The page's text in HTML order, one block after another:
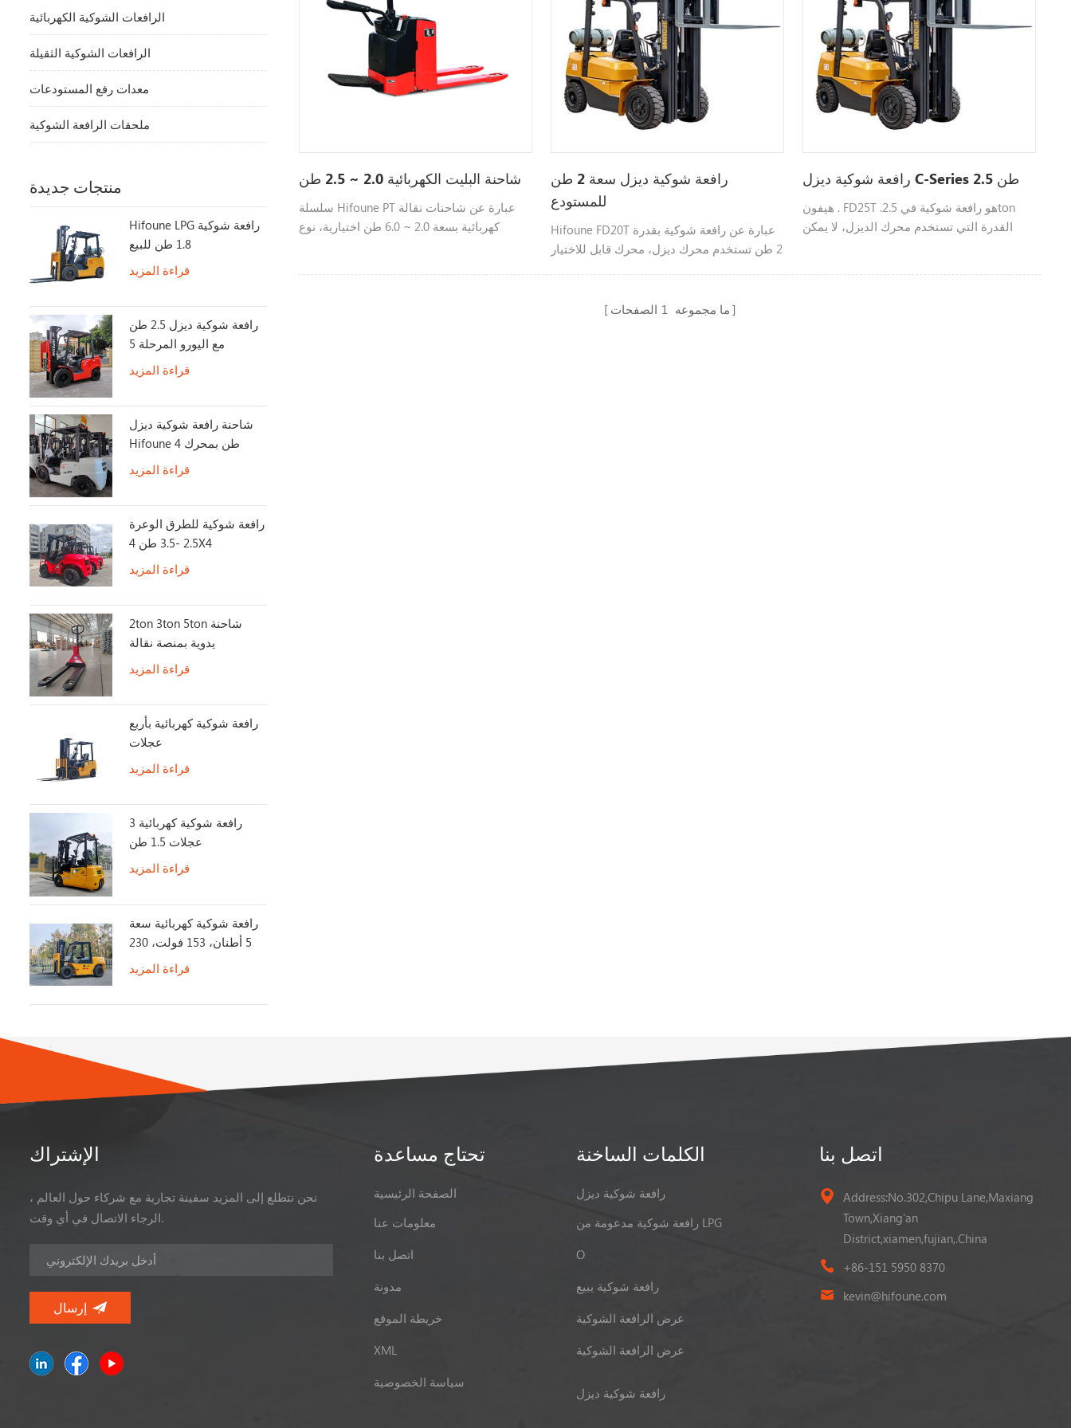
شاحنة البليت الكهربائية 2.0 ~ 2.5 طن
سلسلة Hifoune PT عبارة عن شاحنات نقالة
كهربائية بسعة 2.0 ~ 6.0 طن اختيارية، نوع
رافعة شوكية ديزل سعة 2 طن
للمستودع
Hifoune FD20T عبارة عن رافعة شوكية بقدرة
2 طن تستخدم محرك ديزل، محرك قابل للاختيار
رافعة شوكية ديزل C-Series 2.5 طن
هيفون . FD25T .هو رافعة شوكية في 2.5ton
القدرة التي تستخدم محرك الديزل، لا يمكن
ما مجموعه
1 الصفحات
الرافعات الشوكية الكهربائية
الرافعات الشوكية الثقيلة
معدات رفع المستودعات
ملحقات الرافعة الشوكية
منتجات جديدة
Hifoune LPG رافعة شوكية
1.8 طن للبيع
قراءة المزيد
رافعة شوكية ديزل 2.5 طن
مع اليورو المرحلة 5
قراءة المزيد
شاحنة رافعة شوكية ديزل
Hifoune 4 طن بمحرك
KUBOTA
قراءة المزيد
رافعة شوكية للطرق الوعرة
2.5 -3.5 طن 4X4
2WD/4WD Switch رافعة
شوكية للطرق الوعرة
قراءة المزيد
2ton 3ton 5ton شاحنة
يدوية بمنصة نقالة
قراءة المزيد
رافعة شوكية كهربائية بأربع
عجلات
قراءة المزيد
رافعة شوكية كهربائية 3
عجلات 1.5 طن
قراءة المزيد
رافعة شوكية كهربائية سعة
5 أطنان، 153 فولت، 230
أمبير/ساعة، عمر بطارية
طويل
قراءة المزيد
الإشتراك
نحن نتطلع إلى المزيد سفينة تجارية مع شركاء حول العالم ،
الرجاء الاتصال في أي وقت.
تحتاج مساعدة
الصفحة الرئيسية
معلومات عنا
اتصل بنا
مدونة
خريطة الموقع
XML
سياسة الخصوصية
الكلمات الساخنة
رافعة شوكية ديزل
رافعة شوكية مدعومة من LPG
O
رافعة شوكية يبيع
عرض الرافعة الشوكية
عرض الرافعة الشوكية
رافعة شوكية ديزل
اتصل بنا
Address:No.302,Chipu Lane,Maxiang
Town,Xiang'an
District,xiamen,fujian,.China
+86-151 5950 8370
kevin@hifoune.com